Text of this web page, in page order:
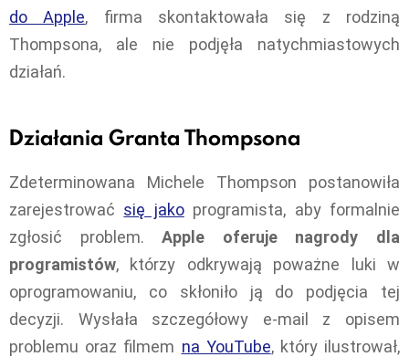
do Apple, firma skontaktowała się z rodziną
Thompsona, ale nie podjęła natychmiastowych
działań.
Działania Granta Thompsona
Zdeterminowana Michele Thompson postanowiła
zarejestrować się jakoprogramista, aby formalnie
zgłosić problem.Apple oferuje nagrody dla
programistów, którzy odkrywają poważne luki w
oprogramowaniu, co skłoniło ją do podjęcia tej
decyzji. Wysłała szczegółowy e-mail z opisem
problemu oraz filmem na YouTube, który ilustrował,